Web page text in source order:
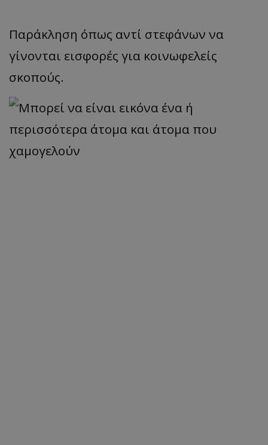
Παράκληση όπως αντί στεφάνων να
γίνονται εισφορές για κοινωφελείς
σκοπούς.